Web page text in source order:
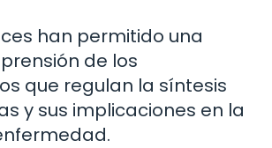
han permitido una
de los
que regulan la síntesis
y sus implicaciones en la